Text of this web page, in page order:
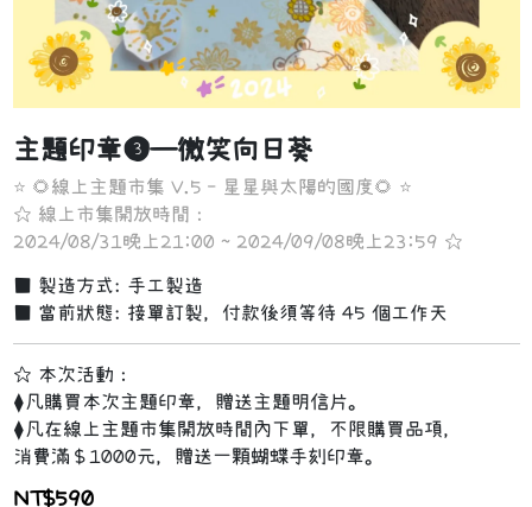
主題印章❸—微笑向日葵
⭐ 🌻線上主題市集 V.5 - 星星與太陽的國度🌻 ⭐
✩ 線上市集開放時間：
2024/08/31晚上21:00 ~ 2024/09/08晚上23:59 ✩
■ 製造方式: 手工製造
■ 當前狀態: 接單訂製，付款後須等待 45 個工作天
✩ 本次活動：
⧫凡購買本次主題印章，贈送主題明信片。
⧫凡在線上主題市集開放時間內下單，不限購買品項，
消費滿＄1000元，贈送一顆蝴蝶手刻印章。
NT$590